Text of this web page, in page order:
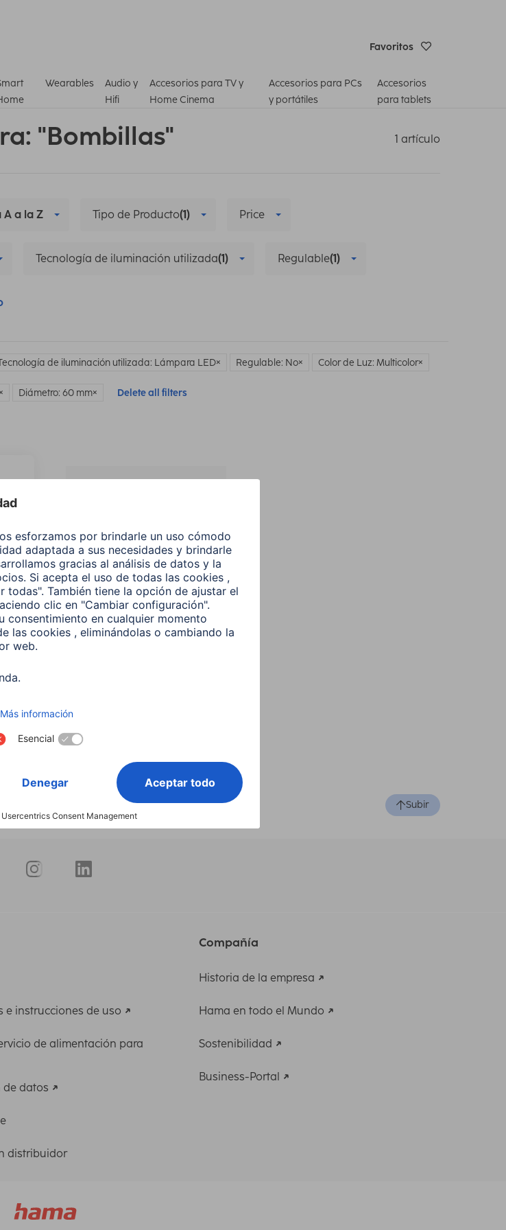
Favoritos
Wearables
Audio y
Hifi
Accesorios para TV y
Home Cinema
Accesorios para PCs
y portátiles
Accesorios
para tablets
"Bombillas" 1 artículo
A a la Z Tipo de Producto(1) Price
Tecnología de iluminación utilizada(1) Regulable(1)
de iluminación utilizada: Lámpara LED Regulable: No Color de Luz: Multicolor
Diámetro: 60 mm Delete all filters
producto que
buscas?
Buscar entre todos
nuestros
productos
Subir
e instrucciones de uso
de alimentación para
de datos
distribuidor
Compañía
Historia de la empresa
Hama en todo el Mundo
Sostenibilidad
Business-Portal